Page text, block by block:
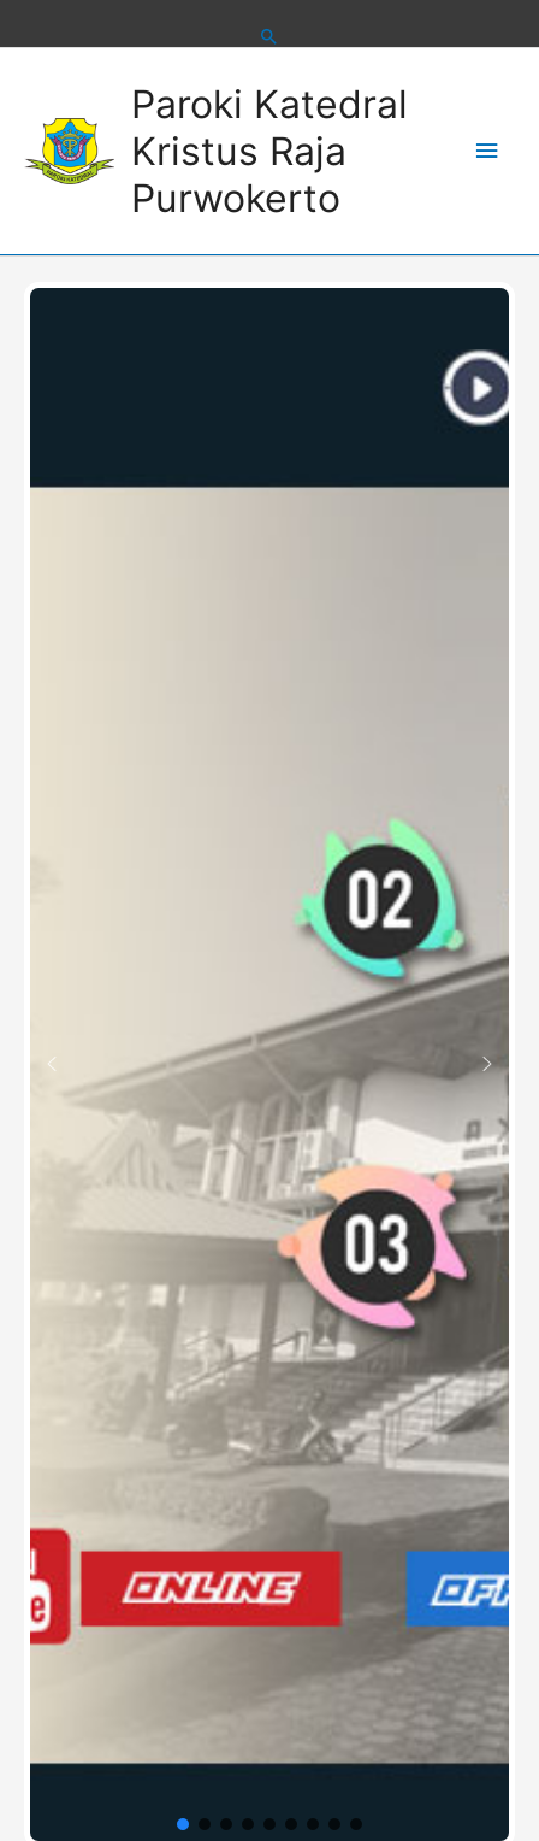
Paroki Katedral
Kristus Raja
Purwokerto